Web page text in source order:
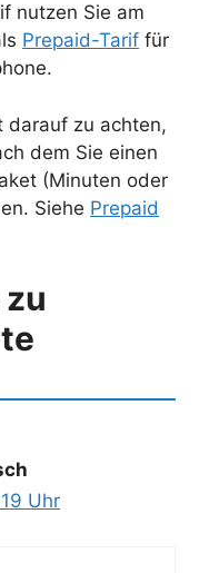
nutzen Sie am
Prepaid-Tarif für
darauf zu achten,
dem Sie einen
(Minuten oder
Siehe Prepaid
Uhr